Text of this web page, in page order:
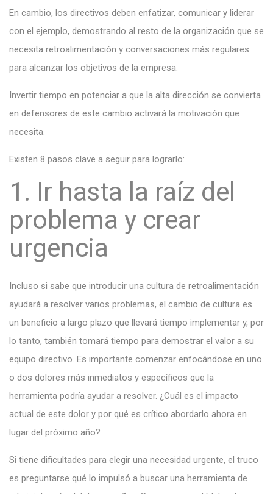
En cambio, los directivos deben enfatizar, comunicar y liderar
con el ejemplo, demostrando al resto de la organización que se
necesita retroalimentación y conversaciones más regulares
para alcanzar los objetivos de la empresa.
Invertir tiempo en potenciar a que la alta dirección se convierta
en defensores de este cambio activará la motivación que
necesita.
Existen 8 pasos clave a seguir para lograrlo:
1. Ir hasta la raíz del
problema y crear
urgencia
Incluso si sabe que introducir una cultura de retroalimentación
ayudará a resolver varios problemas, el cambio de cultura es
un beneficio a largo plazo que llevará tiempo implementar y, por
lo tanto, también tomará tiempo para demostrar el valor a su
equipo directivo. Es importante comenzar enfocándose en uno
o dos dolores más inmediatos y específicos que la
herramienta podría ayudar a resolver. ¿Cuál es el impacto
actual de este dolor y por qué es crítico abordarlo ahora en
lugar del próximo año?
Si tiene dificultades para elegir una necesidad urgente, el truco
es preguntarse qué lo impulsó a buscar una herramienta de